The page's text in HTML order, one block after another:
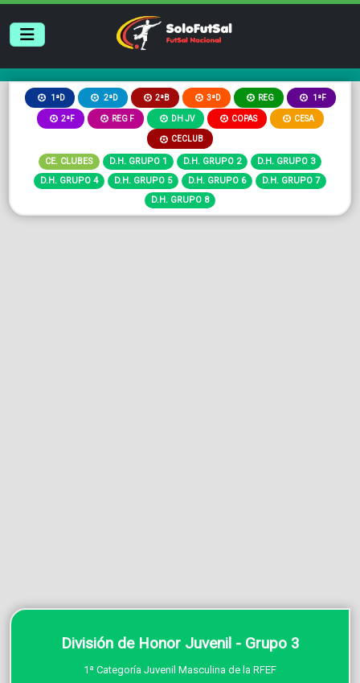
1ªD 2ªD 2ªB 3ªD REG 1ªF
2ªF REG F DH JV COPAS CESA
CECLUB
CE. CLUBES D.H. GRUPO 1 D.H. GRUPO 2
D.H. GRUPO 3
D.H. GRUPO 4
D.H. GRUPO 5 D.H. GRUPO 6
D.H. GRUPO 7
D.H. GRUPO 8
División de Honor Juvenil - Grupo 3
1ª Categoría Juvenil Masculina de la RFEF